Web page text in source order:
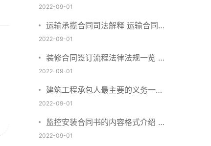
要包括这些内容
2022-09-01
运输承揽合同司法解释 运输合同中
承运人的义务有哪些
2022-09-01
装修合同签订流程法律法规一览 律
师解答
2022-09-01
建筑工程承包人最主要的义务一览
承包合同内容介绍
2022-09-01
监控安装合同书的内容格式介绍 一
般包括这些条款
2022-09-01